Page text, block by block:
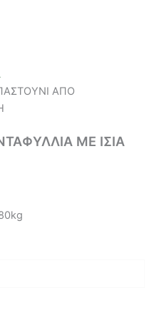
ΑΠΟ
ΜΕ ΙΣΙΑ